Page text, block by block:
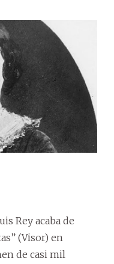
Rey acaba de
(Visor) en
de casi mil